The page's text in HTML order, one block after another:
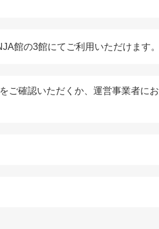
館の3館にてご利用いただけます。
ご確認いただくか、運営事業者にお